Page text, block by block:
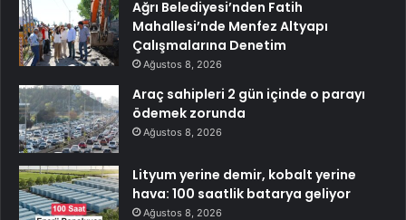
Ağrı Belediyesi’nden Fatih
Mahallesi’nde Menfez Altyapı
Çalışmalarına Denetim
Ağustos 8, 2026
Araç sahipleri 2 gün içinde o parayı
ödemek zorunda
Ağustos 8, 2026
Lityum yerine demir, kobalt yerine
hava: 100 saatlik batarya geliyor
Ağustos 8, 2026